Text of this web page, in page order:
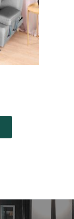
opciones
se
pueden
elegir